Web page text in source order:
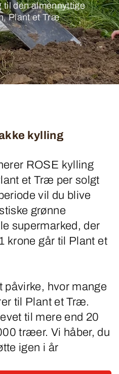
til den almennyttige
Plant et Træ
kylling
ROSE kylling
et Træ per solgt
vil du blive
grønne
supermarked, der
krone går til Plant et
påvirke, hvor mange
til Plant et Træ.
til mere end 20
træer. Vi håber, du
igen i år